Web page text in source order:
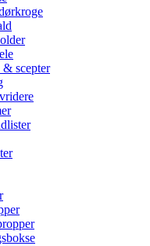
scepter